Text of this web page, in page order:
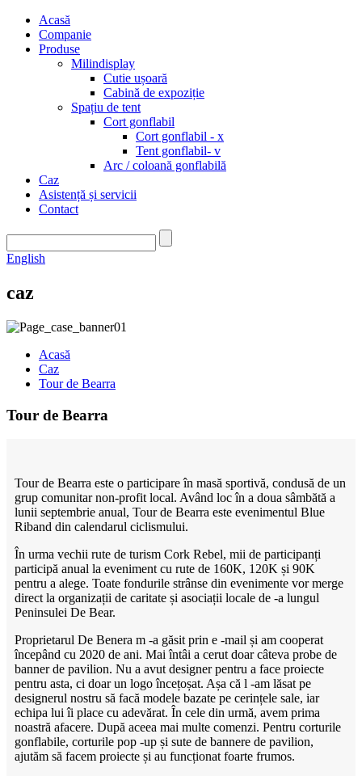
Acasă
Companie
Produse
Milindisplay
Cutie ușoară
Cabină de expoziție
Spațiu de tent
Cort gonflabil
Cort gonflabil - x
Tent gonflabil- v
Arc / coloană gonflabilă
Caz
Asistență și servicii
Contact
English
caz
Acasă
Caz
Tour de Bearra
Tour de Bearra
Tour de Bearra este o participare în masă sportivă, condusă de un
grup comunitar non-profit local. Având loc în a doua sâmbătă a
lunii septembrie anual, Tour de Bearra este evenimentul Blue
Riband din calendarul ciclismului.
În urma vechii rute de turism Cork Rebel, mii de participanți
participă anual la eveniment cu rute de 160K, 120K și 90K
pentru a alege. Toate fondurile strânse din evenimente vor merge
direct la organizații de caritate și asociații locale de -a lungul
Peninsulei De Bear.
Proprietarul De Benera m -a găsit prin e -mail și am cooperat
începând cu 2020 de ani. Mai întâi a cerut doar câteva probe de
banner de pavilion. Nu a avut designer pentru a face proiecte
pentru asta, ci doar un logo încețoșat. Așa că l -am lăsat pe
designerul nostru să facă modele bazate pe cerințele sale, iar
echipa lui îi place cu adevărat. În cele din urmă, avem prima
noastră afacere. După aceea mai multe comenzi. Pentru corturile
gonflabile, corturile pop -up și sute de bannere de pavilion,
ajutăm să facem proiecte și au funcționat foarte frumos.